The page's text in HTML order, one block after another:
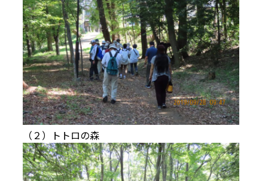
（２）トトロの森